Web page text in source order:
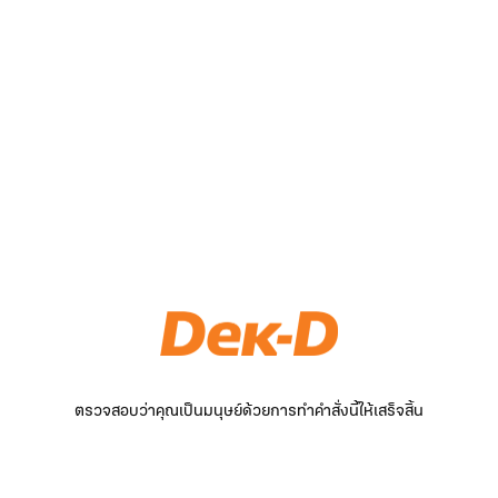
ตรวจสอบว่าคุณเป็นมนุษย์ด้วยการทำคำสั่งนี้ให้เสร็จสิ้น